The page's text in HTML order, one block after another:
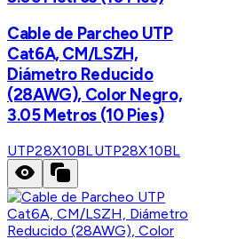
Cable de Parcheo UTP
Cat6A, CM/LSZH,
Diámetro Reducido
(28AWG), Color Negro,
3.05 Metros (10 Pies)
UTP28X10BLUTP28X10BL